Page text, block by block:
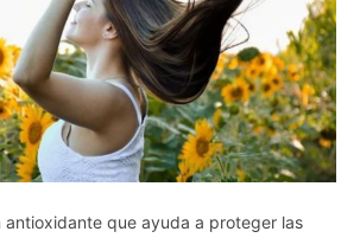
antioxidante que ayuda a proteger las